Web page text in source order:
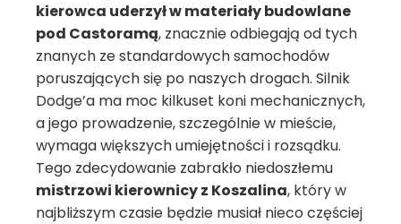
kierowca uderzył w materiały budowlane
pod Castoramą, znacznie odbiegają od tych
znanych ze standardowych samochodów
poruszających się po naszych drogach. Silnik
Dodge’a ma moc kilkuset koni mechanicznych,
a jego prowadzenie, szczególnie w mieście,
wymaga większych umiejętności i rozsądku.
Tego zdecydowanie zabrakło niedoszłemu
mistrzowi kierownicy z Koszalina, który w
najbliższym czasie będzie musiał nieco częściej